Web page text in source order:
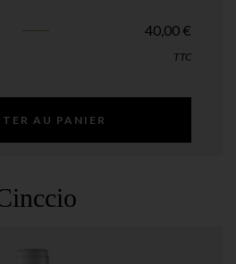
40,00 €
TTC
AU PANIER